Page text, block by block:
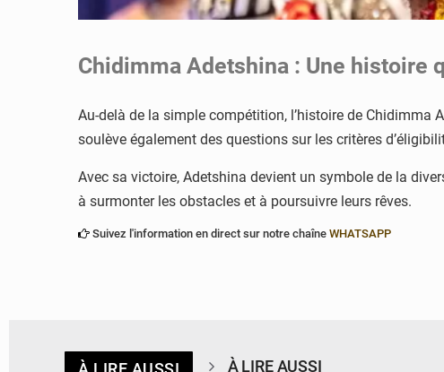
Chidimma Adetshina : Une histoire
Au-delà de la simple compétition, l’histoire de Chidimma
soulève également des questions sur les critères
Avec sa victoire, Adetshina devient un symbole de la
à surmonter les obstacles et à poursuivre leurs rêves.
Suivez l'information en direct sur notre chaîne WHATSAPP
À LIRE AUSSI